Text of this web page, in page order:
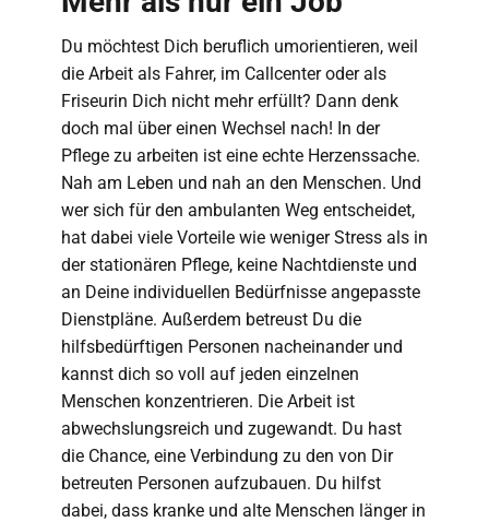
Du möchtest Dich beruflich umorientieren, weil
die Arbeit als Fahrer, im Callcenter oder als
Friseurin Dich nicht mehr erfüllt? Dann denk
doch mal über einen Wechsel nach! In der
Pflege zu arbeiten ist eine echte Herzenssache.
Nah am Leben und nah an den Menschen. Und
wer sich für den ambulanten Weg entscheidet,
hat dabei viele Vorteile wie weniger Stress als in
der stationären Pflege, keine Nachtdienste und
an Deine individuellen Bedürfnisse angepasste
Dienstpläne. Außerdem betreust Du die
hilfsbedürftigen Personen nacheinander und
kannst dich so voll auf jeden einzelnen
Menschen konzentrieren. Die Arbeit ist
abwechslungsreich und zugewandt. Du hast
die Chance, eine Verbindung zu den von Dir
betreuten Personen aufzubauen. Du hilfst
dabei, dass kranke und alte Menschen länger in